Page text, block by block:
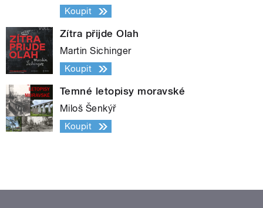
Koupit
Zítra přijde Olah
Martin Sichinger
Koupit
Temné letopisy moravské
Miloš Šenkýř
Koupit